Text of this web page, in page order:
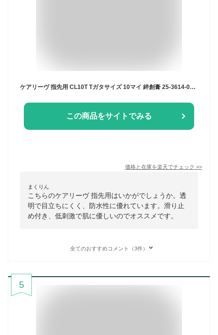
ケアリーヴ 指先用 CL10T Tガタサイズ 10マイ 絆創膏 25-3614-00 ニチバン 防水 透明 低刺激 救急用品 切り傷 保護パッチ 滑り止め 通気性 衛生的 ファーストエイド
この商品をサイトでみる
価格と在庫を楽天でチェック >>
まくりん
こちらのケアリーヴ 指先用はいかがでしょうか。透
明で目立ちにくく、防水性に優れています。滑り止
め付き、低刺激で肌に優しいのでオススメです。
全てのおすすめコメント（3件）
5